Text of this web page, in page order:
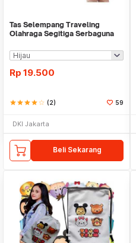
Tas Selempang Traveling
Olahraga Segitiga Serbaguna
Rp 19.500
starstarstarstarstar_border (2) 59
DKI Jakarta
Beli Sekarang